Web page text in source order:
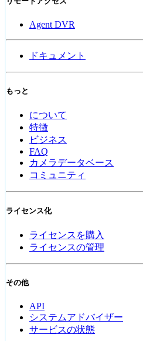
Agent DVR
ドキュメント
もっと
について
特徴
ビジネス
FAQ
カメラデータベース
コミュニティ
ライセンス化
ライセンスを購入
ライセンスの管理
その他
API
システムアドバイザー
サービスの状態